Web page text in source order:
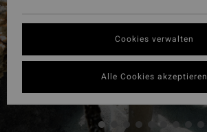
Cookies verwalten
Alle Cookies akzeptieren